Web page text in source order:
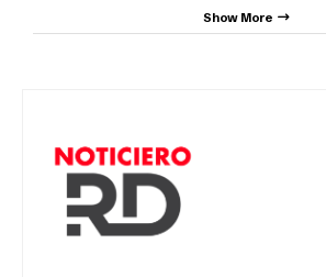
Show More